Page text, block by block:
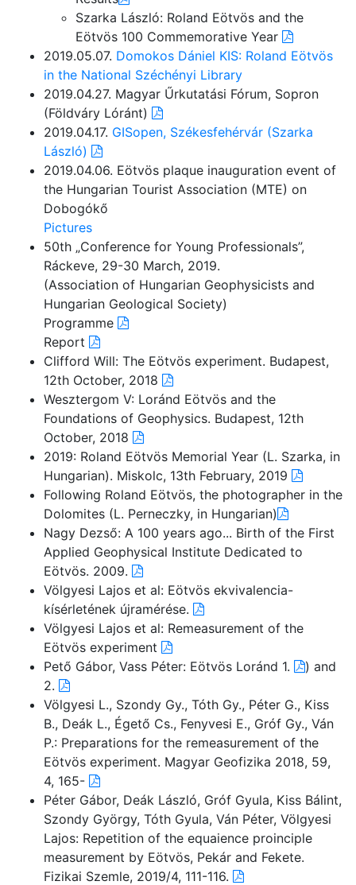
Szarka László: Roland Eötvös and the
Eötvös 100 Commemorative Year
2019.05.07. Domokos Dániel KIS: Roland Eötvös
in the National Széchényi Library
2019.04.27. Magyar Űrkutatási Fórum, Sopron
(Földváry Lóránt)
2019.04.17. GISopen, Székesfehérvár (Szarka
László)
2019.04.06. Eötvös plaque inauguration event of
the Hungarian Tourist Association (MTE) on
Dobogókő
Pictures
50th „Conference for Young Professionals”,
Ráckeve, 29-30 March, 2019.
(Association of Hungarian Geophysicists and
Hungarian Geological Society)
Programme
Report
Clifford Will: The Eötvös experiment. Budapest,
12th October, 2018
Wesztergom V: Loránd Eötvös and the
Foundations of Geophysics. Budapest, 12th
October, 2018
2019: Roland Eötvös Memorial Year (L. Szarka, in
Hungarian). Miskolc, 13th February, 2019
Following Roland Eötvös, the photographer in the
Dolomites (L. Perneczky, in Hungarian)
Nagy Dezső: A 100 years ago... Birth of the First
Applied Geophysical Institute Dedicated to
Eötvös. 2009.
Völgyesi Lajos et al: Eötvös ekvivalencia-
kísérletének újramérése.
Völgyesi Lajos et al: Remeasurement of the
Eötvös experiment
Pető Gábor, Vass Péter: Eötvös Loránd 1.
) and
2.
Völgyesi L., Szondy Gy., Tóth Gy., Péter G., Kiss
B., Deák L., Égető Cs., Fenyvesi E., Gróf Gy., Ván
P.: Preparations for the remeasurement of the
Eötvös experiment. Magyar Geofizika 2018, 59,
4, 165-
Péter Gábor, Deák László, Gróf Gyula, Kiss Bálint,
Szondy György, Tóth Gyula, Ván Péter, Völgyesi
Lajos: Repetition of the equaience proinciple
measurement by Eötvös, Pekár and Fekete.
Fizikai Szemle, 2019/4, 111-116.